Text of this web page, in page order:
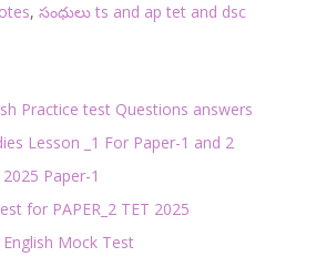
, సంధులు ts and ap tet and dsc
Practice test Questions answers
Lesson _1 For Paper-1 and 2
Paper-1
for PAPER_2 TET 2025
Mock Test